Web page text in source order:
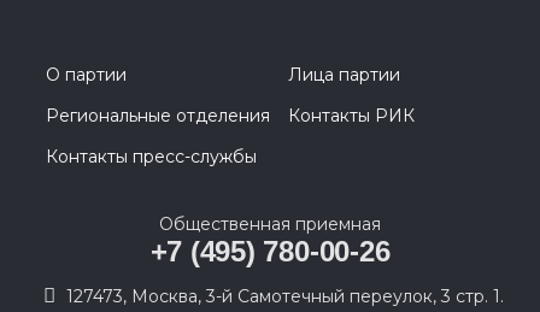
О партии
Лица партии
Региональные отделения
Контакты РИК
Контакты пресс-службы
Общественная приемная
+7 (495) 780-00-26
127473, Москва, 3-й Самотечный переулок, 3 стр. 1.